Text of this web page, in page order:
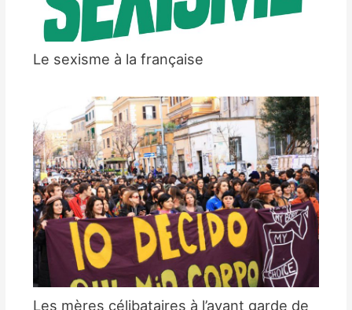
Le sexisme à la française
Les mères célibataires à l’avant garde de